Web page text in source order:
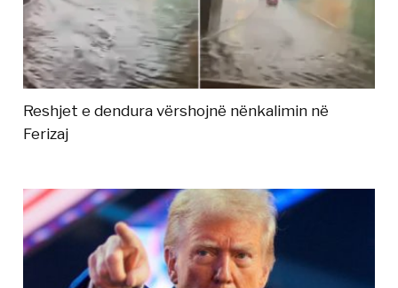
Reshjet e dendura vërshojnë nënkalimin në
Ferizaj